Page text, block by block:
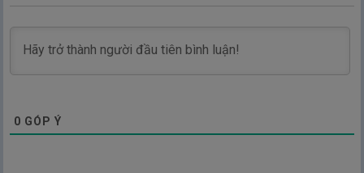
0 GÓP Ý